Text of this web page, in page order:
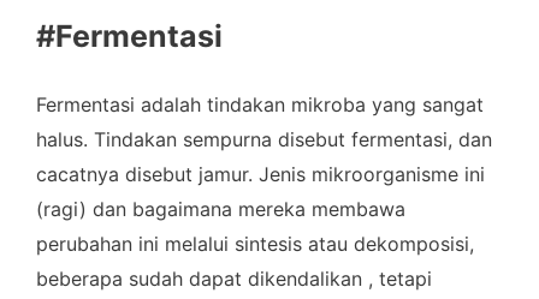
#Fermentasi
Fermentasi adalah tindakan mikroba yang sangat
halus. Tindakan sempurna disebut fermentasi, dan
cacatnya disebut jamur. Jenis mikroorganisme ini
(ragi) dan bagaimana mereka membawa
perubahan ini melalui sintesis atau dekomposisi,
beberapa sudah dapat dikendalikan , tetapi